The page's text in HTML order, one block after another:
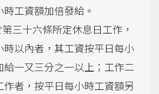
工資額加倍發給。
三十六條所定休息日工作，
時以內者，其工資按平日每小
給一又三分之一以上；工作二
者，按平日每小時工資額另